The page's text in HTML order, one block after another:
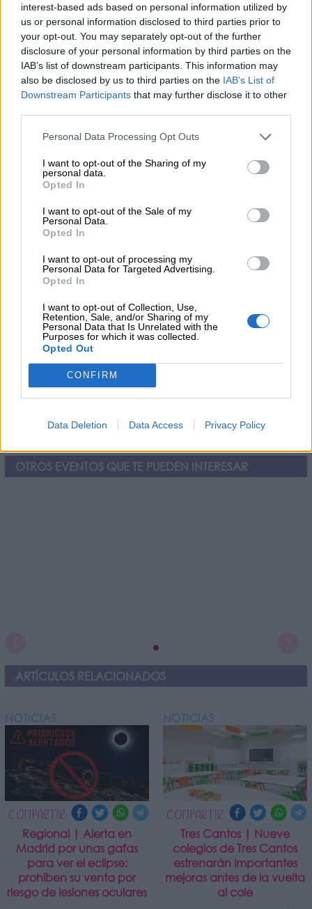
interest-based ads based on personal information utilized by
us or personal information disclosed to third parties prior to
your opt-out. You may separately opt-out of the further
disclosure of your personal information by third parties on the
IAB’s list of downstream participants. This information may
also be disclosed by us to third parties on the IAB’s List of
Downstream Participants that may further disclose it to other
Personal Data Processing Opt Outs
I want to opt-out of the Sharing of my
personal data.
Opted In
I want to opt-out of the Sale of my
Personal Data.
Opted In
I want to opt-out of processing my
Personal Data for Targeted Advertising.
Opted In
I want to opt-out of Collection, Use,
Retention, Sale, and/or Sharing of my
Personal Data that Is Unrelated with the
Purposes for which it was collected.
Opted Out
CONFIRM
Data Deletion Data Access Privacy Policy
Opiniones Teatro Familiar – Tentación Divina
¿Qué te ha parecido? Comparte tu opinión:
Sólo los usuarios registrados pueden escribir comentarios
0 Valoraciones
OTROS EVENTOS QUE TE PUEDEN INTERESAR
ARTÍCULOS RELACIONADOS
NOTICIAS
COMPARTIR:
Regional | Alerta en
Madrid por unas gafas
para ver el eclipse:
prohíben su venta por
riesgo de lesiones oculares
NOTICIAS
COMPARTIR:
Tres Cantos | Nueve
colegios de Tres Cantos
estrenarán importantes
mejoras antes de la vuelta
al cole